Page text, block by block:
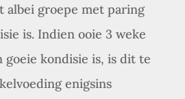
albei groepe met paring
is. Indien ooie 3 weke
goeie kondisie is, is dit te
enigsins